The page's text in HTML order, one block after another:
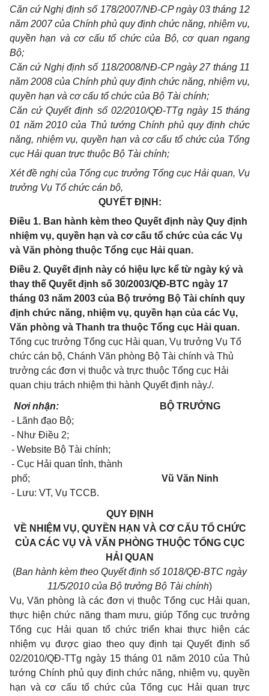
Căn cứ Nghị định số 178/2007/NĐ-CP ngày 03 tháng 12
năm 2007 của Chính phủ quy định chức năng, nhiệm vụ,
quyền hạn và cơ cấu tổ chức của Bộ, cơ quan ngang
Bộ;
Căn cứ Nghị định số 118/2008/NĐ-CP ngày 27 tháng 11
năm 2008 của Chính phủ quy định chức năng, nhiệm vụ,
quyền hạn và cơ cấu tổ chức của Bộ Tài chính;
Căn cứ Quyết định số 02/2010/QĐ-TTg ngày 15 tháng
01 năm 2010 của Thủ tướng Chính phủ quy định chức
năng, nhiệm vụ, quyền hạn và cơ cấu tổ chức của Tổng
cục Hải quan trực thuộc Bộ Tài chính;
Xét đề nghị của Tổng cục trưởng Tổng cục Hải quan, Vụ
trưởng Vụ Tổ chức cán bộ,
QUYẾT ĐỊNH:
Điều 1. Ban hành kèm theo Quyết định này Quy định
nhiệm vụ, quyền hạn và cơ cấu tổ chức của các Vụ
và Văn phòng thuộc Tổng cục Hải quan.
Điều 2. Quyết định này có hiệu lực kể từ ngày ký và
thay thế Quyết định số 30/2003/QĐ-BTC ngày 17
tháng 03 năm 2003 của Bộ trưởng Bộ Tài chính quy
định chức năng, nhiệm vụ, quyền hạn của các Vụ,
Văn phòng và Thanh tra thuộc Tổng cục Hải quan.
Tổng cục trưởng Tổng cục Hải quan, Vụ trưởng Vụ Tổ
chức cán bộ, Chánh Văn phòng Bộ Tài chính và Thủ
trưởng các đơn vị thuộc và trực thuộc Tổng cục Hải
quan chịu trách nhiệm thi hành Quyết định này./.
Nơi nhận:
- Lãnh đạo Bộ;
- Như Điều 2;
- Website Bộ Tài chính;
- Cục Hải quan tỉnh, thành
phố;
- Lưu: VT, Vụ TCCB.
BỘ TRƯỞNG
Vũ Văn Ninh
QUY ĐỊNH
VỀ NHIỆM VỤ, QUYỀN HẠN VÀ CƠ CẤU TỔ CHỨC
CỦA CÁC VỤ VÀ VĂN PHÒNG THUỘC TỔNG CỤC
HẢI QUAN
(Ban hành kèm theo Quyết định số 1018/QĐ-BTC ngày
11/5/2010 của Bộ trưởng Bộ Tài chính)
Vụ, Văn phòng là các đơn vị thuộc Tổng cục Hải quan,
thực hiện chức năng tham mưu, giúp Tổng cục trưởng
Tổng cục Hải quan tổ chức triển khai thực hiện các
nhiệm vụ được giao theo quy định tại Quyết định số
02/2010/QĐ-TTg ngày 15 tháng 01 năm 2010 của Thủ
tướng Chính phủ quy định chức năng, nhiệm vụ, quyền
hạn và cơ cấu tổ chức của Tổng cục Hải quan trực